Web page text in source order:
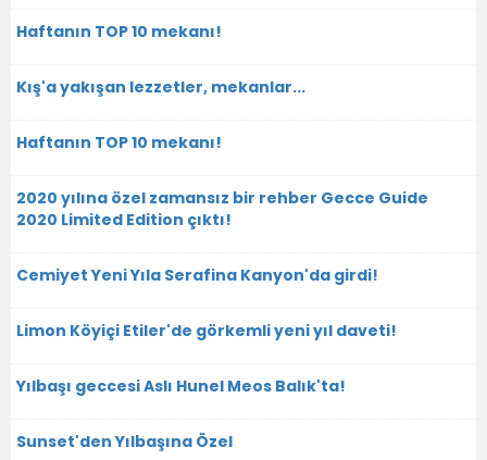
Haftanın TOP 10 mekanı!
Kış'a yakışan lezzetler, mekanlar...
Haftanın TOP 10 mekanı!
2020 yılına özel zamansız bir rehber Gecce Guide
2020 Limited Edition çıktı!
Cemiyet Yeni Yıla Serafina Kanyon'da girdi!
Limon Köyiçi Etiler'de görkemli yeni yıl daveti!
Yılbaşı geccesi Aslı Hunel Meos Balık'ta!
Sunset'den Yılbaşına Özel